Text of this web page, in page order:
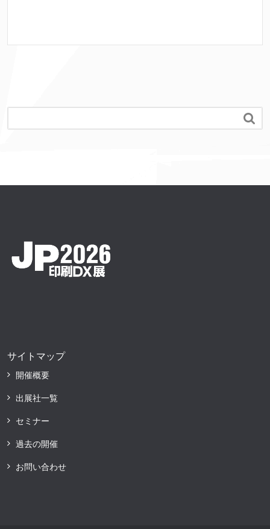

サイトマップ
開催概要
出展社一覧
セミナー
過去の開催
お問い合わせ